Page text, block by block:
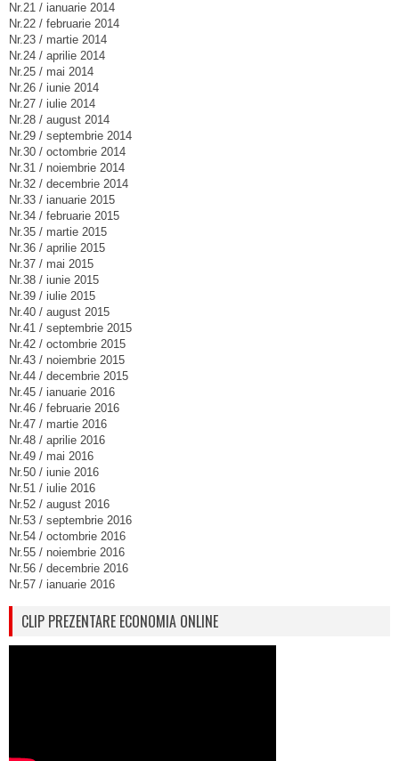
Nr.21 / ianuarie 2014
Nr.22 / februarie 2014
Nr.23 / martie 2014
Nr.24 / aprilie 2014
Nr.25 / mai 2014
Nr.26 / iunie 2014
Nr.27 / iulie 2014
Nr.28 / august 2014
Nr.29 / septembrie 2014
Nr.30 / octombrie 2014
Nr.31 / noiembrie 2014
Nr.32 / decembrie 2014
Nr.33 / ianuarie 2015
Nr.34 / februarie 2015
Nr.35 / martie 2015
Nr.36 / aprilie 2015
Nr.37 / mai 2015
Nr.38 / iunie 2015
Nr.39 / iulie 2015
Nr.40 / august 2015
Nr.41 / septembrie 2015
Nr.42 / octombrie 2015
Nr.43 / noiembrie 2015
Nr.44 / decembrie 2015
Nr.45 / ianuarie 2016
Nr.46 / februarie 2016
Nr.47 / martie 2016
Nr.48 / aprilie 2016
Nr.49 / mai 2016
Nr.50 / iunie 2016
Nr.51 / iulie 2016
Nr.52 / august 2016
Nr.53 / septembrie 2016
Nr.54 / octombrie 2016
Nr.55 / noiembrie 2016
Nr.56 / decembrie 2016
Nr.57 / ianuarie 2016
CLIP PREZENTARE ECONOMIA ONLINE